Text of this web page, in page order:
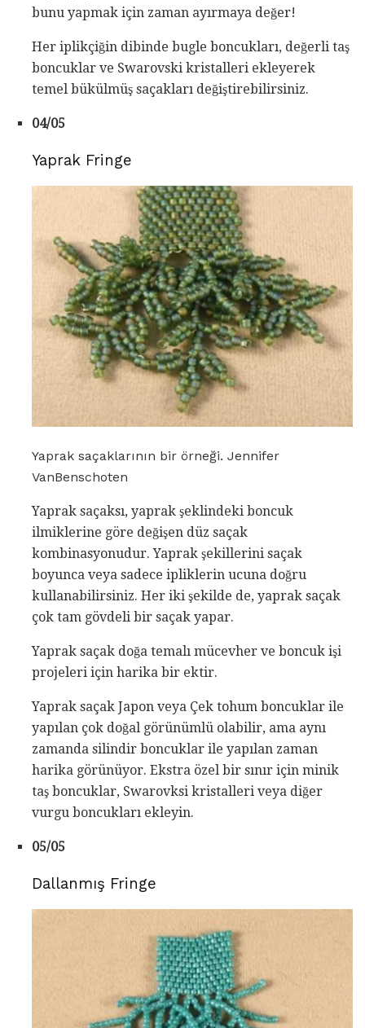
bunu yapmak için zaman ayırmaya değer!
Her iplikçiğin dibinde bugle boncukları, değerli taş
boncuklar ve Swarovski kristalleri ekleyerek
temel bükülmüş saçakları değiştirebilirsiniz.
04/05
Yaprak Fringe
Yaprak saçaklarının bir örneği. Jennifer
VanBenschoten
Yaprak saçaksı, yaprak şeklindeki boncuk
ilmiklerine göre değişen düz saçak
kombinasyonudur. Yaprak şekillerini saçak
boyunca veya sadece ipliklerin ucuna doğru
kullanabilirsiniz. Her iki şekilde de, yaprak saçak
çok tam gövdeli bir saçak yapar.
Yaprak saçak doğa temalı mücevher ve boncuk işi
projeleri için harika bir ektir.
Yaprak saçak Japon veya Çek tohum boncuklar ile
yapılan çok doğal görünümlü olabilir, ama aynı
zamanda silindir boncuklar ile yapılan zaman
harika görünüyor. Ekstra özel bir sınır için minik
taş boncuklar, Swarovksi kristalleri veya diğer
vurgu boncukları ekleyin.
05/05
Dallanmış Fringe